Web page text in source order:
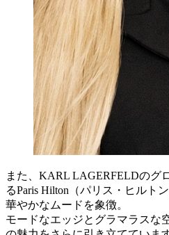
また、KARL LAGERFELDのグ
るParis Hilton（パリス・ヒルト
華やかなムードを象徴。
モードなエッジとグラマラスな